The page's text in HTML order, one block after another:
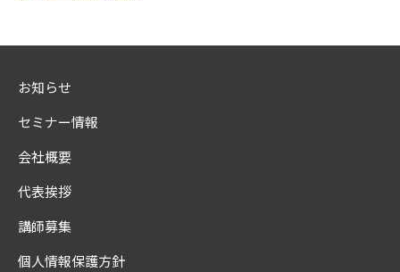
お知らせ
セミナー情報
会社概要
代表挨拶
講師募集
個人情報保護方針